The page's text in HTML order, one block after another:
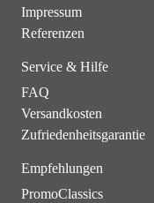
Impressum
Referenzen
Service & Hilfe
FAQ
Versandkosten
Zufriedenheitsgarantie
Empfehlungen
PromoClassics